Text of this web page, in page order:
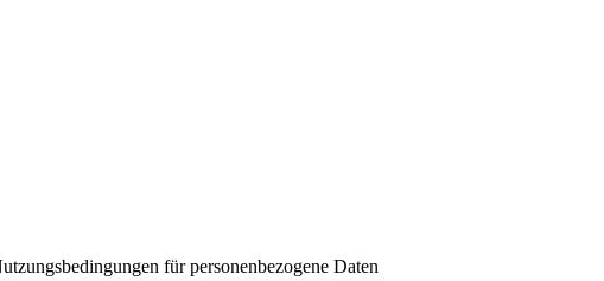
für personenbezogene Daten